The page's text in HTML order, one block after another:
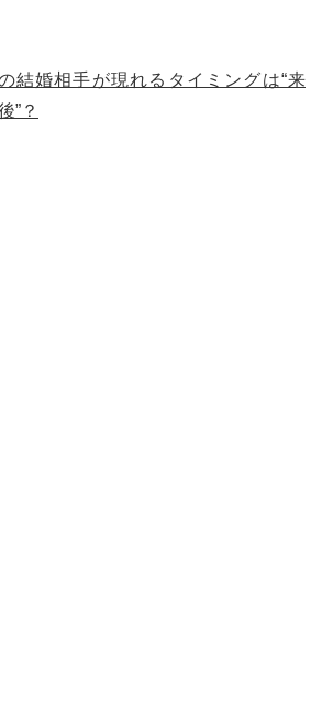
結婚相手が現れるタイミングは“来
”？